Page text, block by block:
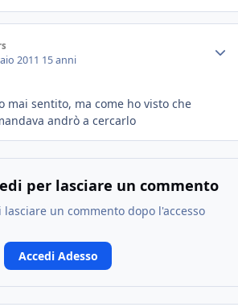
2011 15 anni
mai sentito, ma come ho visto che
andrò a cercarlo
per lasciare un commento
un commento dopo l'accesso
Accedi Adesso